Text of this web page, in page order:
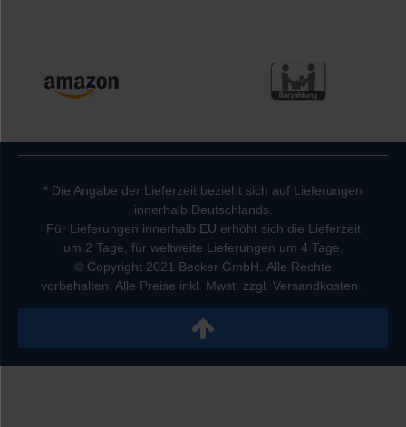
* Die Angabe der Lieferzeit bezieht sich auf Lieferungen
innerhalb Deutschlands.
Für Lieferungen innerhalb EU erhöht sich die Lieferzeit
um 2 Tage, für weltweite Lieferungen um 4 Tage.
© Copyright 2021 Becker GmbH. Alle Rechte
vorbehalten. Alle Preise inkl. Mwst. zzgl. Versandkosten.